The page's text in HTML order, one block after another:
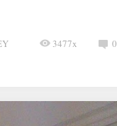
0
3477x